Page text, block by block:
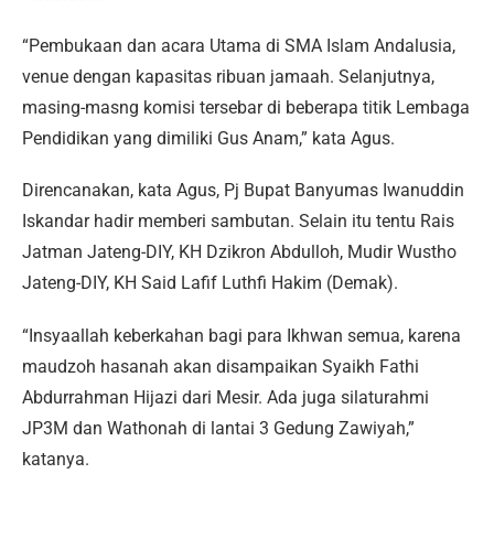
“Pembukaan dan acara Utama di SMA Islam Andalusia,
venue dengan kapasitas ribuan jamaah. Selanjutnya,
masing-masng komisi tersebar di beberapa titik Lembaga
Pendidikan yang dimiliki Gus Anam,” kata Agus.
Direncanakan, kata Agus, Pj Bupat Banyumas Iwanuddin
Iskandar hadir memberi sambutan. Selain itu tentu Rais
Jatman Jateng-DIY, KH Dzikron Abdulloh, Mudir Wustho
Jateng-DIY, KH Said Lafif Luthfi Hakim (Demak).
“Insyaallah keberkahan bagi para Ikhwan semua, karena
maudzoh hasanah akan disampaikan Syaikh Fathi
Abdurrahman Hijazi dari Mesir. Ada juga silaturahmi
JP3M dan Wathonah di lantai 3 Gedung Zawiyah,”
katanya.